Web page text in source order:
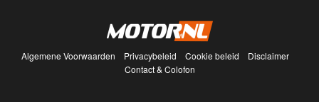
Algemene Voorwaarden Privacybeleid Cookie beleid
Disclaimer
Contact & Colofon